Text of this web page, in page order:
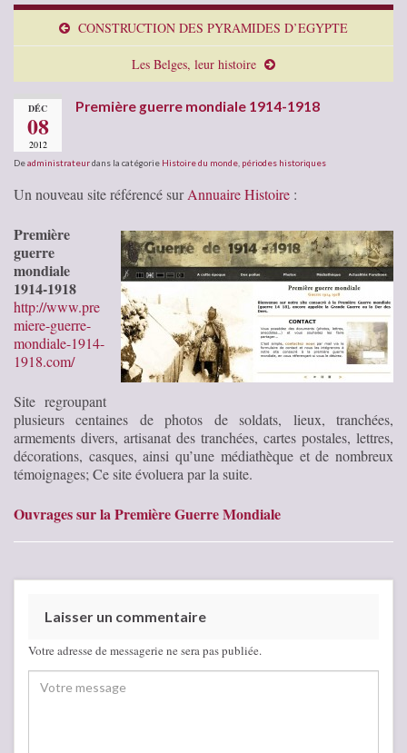
CONSTRUCTION DES PYRAMIDES D’EGYPTE
Les Belges, leur histoire
DÉC
08
2012
Première guerre mondiale 1914-1918
Deadministrateurdans la catégorie Histoire du monde périodes historiques
Un nouveau site référencé surAnnuaire Histoire :
Première
guerre
mondiale
1914-1918
http://www.pre
miere-guerre-
mondiale-1914-
1918.com/
Site regroupant
plusieurs centaines de photos de soldats, lieux, tranchées,
armements divers, artisanat des tranchées, cartes postales, lettres,
décorations, casques, ainsi qu’une médiathèque et de nombreux
témoignages; Ce site évoluera par la suite.
Ouvrages sur la Première Guerre Mondiale
Laisser un commentaire
Votre adresse de messagerie ne sera pas publiée.